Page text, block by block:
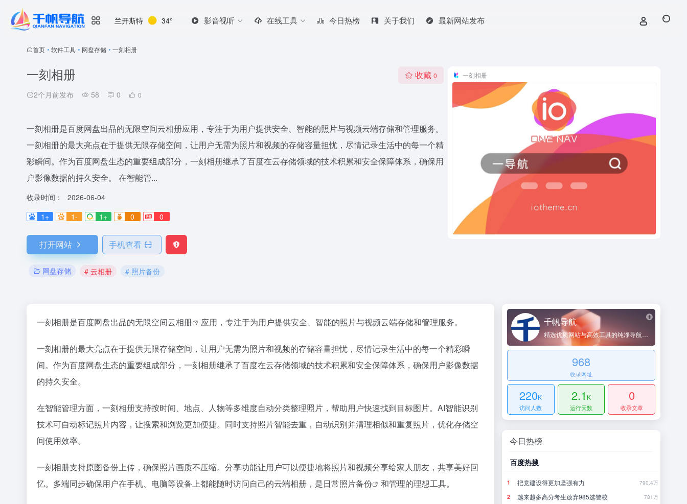
兰开斯特 34° 影音视听 在线工具 今日热榜 关于我们 最新网站发布
首页 • 软件工具 • 网盘存储 • 一刻相册
一刻相册
2个月前发布 58 0 0
收藏 0
一刻相册是百度网盘出品的无限空间云相册应用，专注于为用户提供安全、智能的照片与视频云端存储和管理服务。
一刻相册的最大亮点在于提供无限存储空间，让用户无需为照片和视频的存储容量担忧，尽情记录生活中的每一个精
彩瞬间。作为百度网盘生态的重要组成部分，一刻相册继承了百度在云存储领域的技术积累和安全保障体系，确保用
户影像数据的持久安全。 在智能管...
收录时间：
2026-06-04
1+
1- 1+ 0 0
打开网站 手机查看
网盘存储 # 云相册 # 照片备份
一刻相册
一刻相册是百度网盘出品的无限空间云相册 应用，专注于为用户提供安全、智能的照片与视频云端存储和管理服务。
一刻相册的最大亮点在于提供无限存储空间，让用户无需为照片和视频的存储容量担忧，尽情记录生活中的每一个精彩瞬
间。作为百度网盘生态的重要组成部分，一刻相册继承了百度在云存储领域的技术积累和安全保障体系，确保用户影像数据
的持久安全。
在智能管理方面，一刻相册支持按时间、地点、人物等多维度自动分类整理照片，帮助用户快速找到目标图片。AI智能识别
技术可自动标记照片内容，让搜索和浏览更加便捷。同时支持照片智能去重，自动识别并清理相似和重复照片，优化存储空
间使用效率。
一刻相册支持原图备份上传，确保照片画质不压缩。分享功能让用户可以便捷地将照片和视频分享给家人朋友，共享美好回
忆。多端同步确保用户在手机、电脑等设备上都能随时访问自己的云端相册，是日常照片备份 和管理的理想工具。
千帆导航
精选优质网站与高效工具的纯净导航平台
968
收录网址
220K
访问人数
2.1 K
运行天数
0
收录文章
今日热榜
36氪
1
百度热搜
1 把党建设得更加坚强有力 790.4万
2 越来越多高分考生放弃985选警校 781万